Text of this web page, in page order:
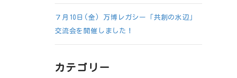
７月10日(金) 万博レガシー「共創の水辺」
交流会を開催しました！
カテゴリー